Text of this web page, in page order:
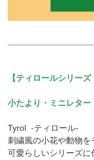
【ティロールシリーズ
小たより・ミニレター
Tyrol -ティロール-
刺繍風の小花や動物
可愛らしいシリーズに